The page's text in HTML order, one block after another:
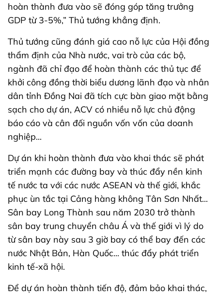
hoàn thành đưa vào sẽ đóng góp tăng trưởng
GDP từ 3-5%,” Thủ tướng khẳng định.
Thủ tướng cũng đánh giá cao nỗ lực của Hội đồng
thẩm định của Nhà nước, vai trò của các bộ,
ngành đã chỉ đạo để hoàn thành các thủ tục để
khởi công đồng thời biểu dương lãnh đạo và nhân
dân tỉnh Đồng Nai đã tích cực bàn giao mặt bằng
sạch cho dự án, ACV có nhiều nỗ lực chủ động
báo cáo và cân đối nguồn vốn vốn của doanh
nghiệp...
Dự án khi hoàn thành đưa vào khai thác sẽ phát
triển mạnh các đường bay và thúc đẩy nền kinh
tế nước ta với các nước ASEAN và thế giới, khắc
phục ùn tắc tại Cảng hàng không Tân Sơn Nhất...
Sân bay Long Thành sau năm 2030 trở thành
sân bay trung chuyển châu Á và thế giới vì lý do
từ sân bay này sau 3 giờ bay có thể bay đến các
nước Nhật Bản, Hàn Quốc... thúc đẩy phát triển
kinh tế-xã hội.
Để dự án hoàn thành tiến độ, đảm bảo khai thác,